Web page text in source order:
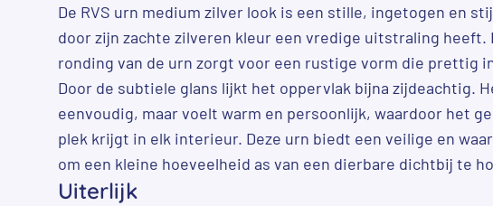
De RVS urn medium zilver look is een stille, ingetogen en
door zijn zachte zilveren kleur een vredige uitstraling heeft.
ronding van de urn zorgt voor een rustige vorm die prettig
Door de subtiele glans lijkt het oppervlak bijna zijdeachtig.
eenvoudig, maar voelt warm en persoonlijk, waardoor het
plek krijgt in elk interieur. Deze urn biedt een veilige en
om een kleine hoeveelheid as van een dierbare dichtbij te
Uiterlijk